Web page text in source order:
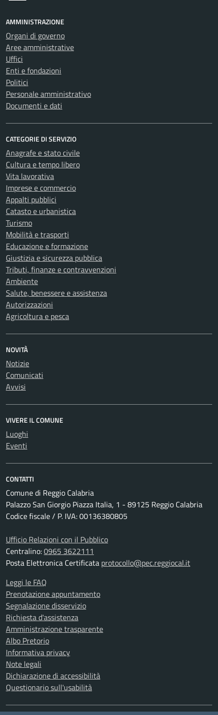
AMMINISTRAZIONE
Organi di governo
Aree amministrative
Uffici
Enti e fondazioni
Politici
Personale amministrativo
Documenti e dati
CATEGORIE DI SERVIZIO
Anagrafe e stato civile
Cultura e tempo libero
Vita lavorativa
Imprese e commercio
Appalti pubblici
Catasto e urbanistica
Turismo
Mobilità e trasporti
Educazione e formazione
Giustizia e sicurezza pubblica
Tributi, finanze e contravvenzioni
Ambiente
Salute, benessere e assistenza
Autorizzazioni
Agricoltura e pesca
NOVITÀ
Notizie
Comunicati
Avvisi
VIVERE IL COMUNE
Luoghi
Eventi
CONTATTI
Comune di Reggio Calabria
Palazzo San Giorgio Piazza Italia, 1 - 89125 Reggio Calabria
Codice fiscale / P. IVA: 00136380805
Ufficio Relazioni con il Pubblico
Centralino:0965 3622111
Posta Elettronica Certificata protocollo@pec.reggiocal.it
Leggi le FAQ
Prenotazione appuntamento
Segnalazione disservizio
Richiesta d'assistenza
Amministrazione trasparente
Albo Pretorio
Informativa privacy
Note legali
Dichiarazione di accessibilità
Questionario sull'usabilità